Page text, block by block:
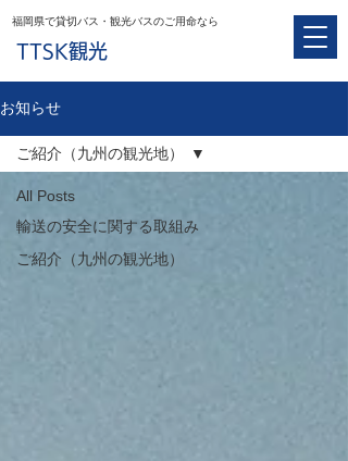
​福岡県で貸切バス・観光バスのご用命なら
TTSK観光
お知らせ
All Posts
輸送の安全に関する取組み
ご紹介（九州の観光地）
ご紹介（九州の観光地）